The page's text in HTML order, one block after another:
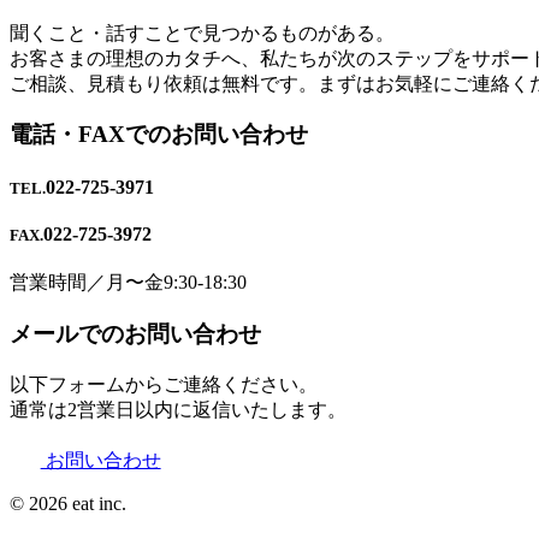
聞くこと・話すことで⾒つかるものがある。
お客さまの理想のカタチへ、私たちが次のステップをサポー
ご相談、⾒積もり依頼は無料です。まずはお気軽にご連絡く
電話・FAXでのお問い合わせ
TEL.022-725-3971
FAX.022-725-3972
営業時間／月〜金9:30-18:30
メールでのお問い合わせ
以下フォームからご連絡ください。
通常は2営業日以内に返信いたします。
お問い合わせ
© 2026 eat inc.